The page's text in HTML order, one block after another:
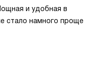
и удобная в
стало намного проще